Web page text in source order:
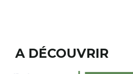
A DÉCOUVRIR